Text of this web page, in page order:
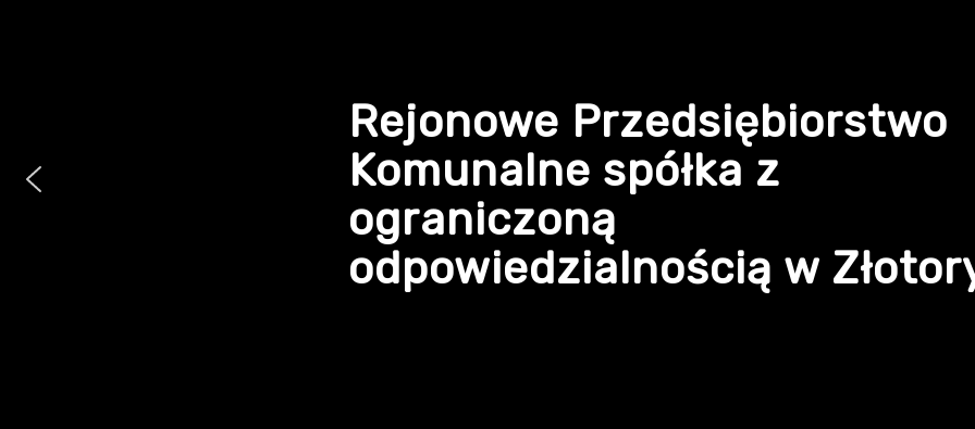
Rejonowe Przedsiębiorstwo
Komunalne spółka z
ograniczoną
odpowiedzialnością w